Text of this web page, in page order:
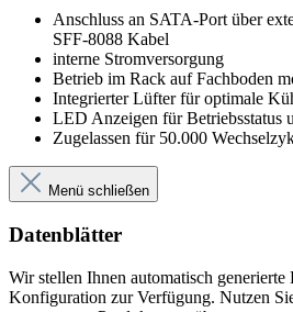
Anschluss an SATA-Port über
SFF-8088 Kabel
interne Stromversorgung
Betrieb im Rack auf Fachboden
Integrierter Lüfter für optimale
LED Anzeigen für Betriebsstatus
Zugelassen für 50.000
Menü schließen
Datenblätter
Wir stellen Ihnen automatisch generierte
Konfiguration zur Verfügung. Nutzen